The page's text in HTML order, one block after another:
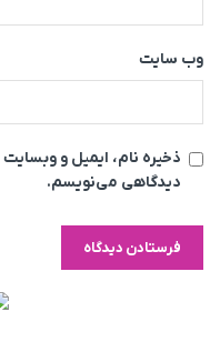
وب‌ سایت
ذخیره نام، ایمیل و وبسایت
دیدگاهی می‌نویسم.